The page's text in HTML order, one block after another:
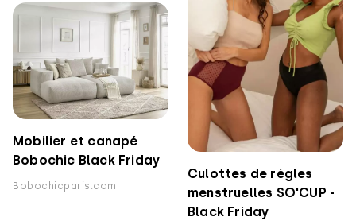
Culottes de règles
menstruelles SO'CUP -
Black Friday
Mobilier et canapé
Bobochic Black Friday
Bobochicparis.com